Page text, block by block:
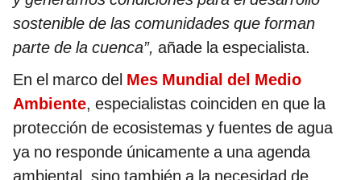
sostenible de las comunidades que forman
parte de la cuenca”, añade la especialista.
En el marco del Mes Mundial del Medio
Ambiente, especialistas coinciden en que la
protección de ecosistemas y fuentes de agua
ya no responde únicamente a una agenda
ambiental, sino también a la necesidad de